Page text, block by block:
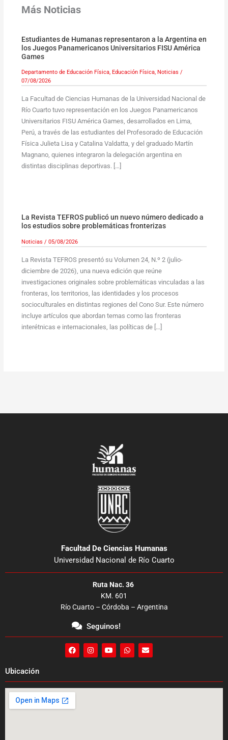
Más Noticias
Estudiantes de Humanas representaron a la Argentina en
los Juegos Panamericanos Universitarios FISU América
Games
Departamento de Educación Física, Educación Física, Noticias /
07/08/2026
La Facultad de Ciencias Humanas de la Universidad Nacional de
Río Cuarto tuvo representación en los Juegos Panamericanos
Universitarios FISU América Games, desarrollados en Lima,
Perú, a través de las estudiantes del Profesorado de Educación
Física Julieta Lisa y Catalina Valdatta, y del graduado Martín
Magnano, quienes integraron la delegación argentina en
distintas disciplinas deportivas. […]
La Revista TEFROS publicó un nuevo número dedicado a
los estudios sobre problemáticas fronterizas
Noticias / 05/08/2026
La Revista TEFROS presentó su Volumen 24, N.º 2 (julio-
diciembre de 2026), una nueva edición que reúne
investigaciones originales sobre problemáticas vinculadas a las
fronteras, los territorios, las identidades y los procesos
socioculturales en distintas regiones del Cono Sur. Este número
incluye artículos que abordan temas como las fronteras
interétnicas e internacionales, las políticas de […]
Ubicación
Facultad De Ciencias Humanas
Universidad Nacional de Río Cuarto
Ruta Nac. 36
KM. 601
Río Cuarto – Córdoba – Argentina
Seguinos!
F
a
o
o
I
n
g
r
Y
o
b
e
W
h
a
p
E
n
o
p